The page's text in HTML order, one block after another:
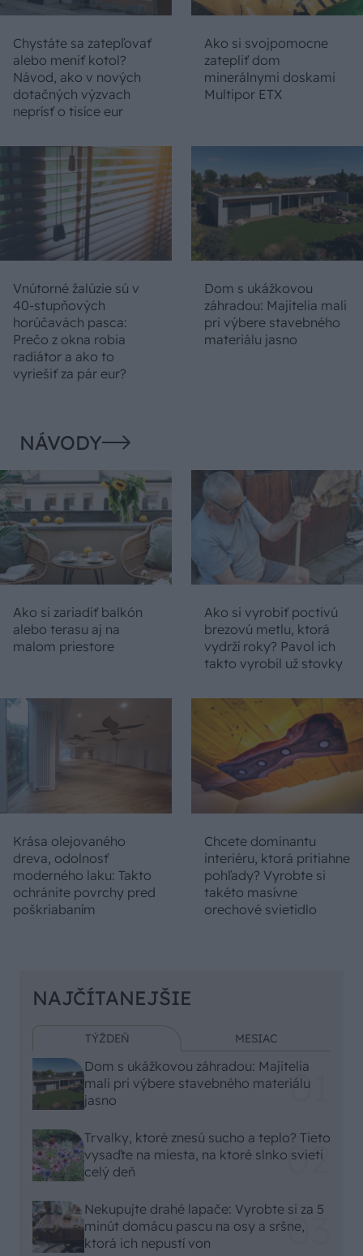
Chystáte sa zatepľovať
alebo meniť kotol?
Návod, ako v nových
dotačných výzvach
neprísť o tisíce eur
Ako si svojpomocne
zatepliť dom
minerálnymi doskami
Multipor ETX
Vnútorné žalúzie sú v
40-stupňových
horúčavách pasca:
Prečo z okna robia
radiátor a ako to
vyriešiť za pár eur?
Dom s ukážkovou
záhradou: Majitelia mali
pri výbere stavebného
materiálu jasno
NÁVODY
Ako si zariadiť balkón
alebo terasu aj na
malom priestore
Ako si vyrobiť poctivú
brezovú metlu, ktorá
vydrží roky? Pavol ich
takto vyrobil už stovky
Krása olejovaného
dreva, odolnosť
moderného laku: Takto
ochránite povrchy pred
poškriabaním
Chcete dominantu
interiéru, ktorá pritiahne
pohľady? Vyrobte si
takéto masívne
orechové svietidlo
NAJČÍTANEJŠIE
TÝŽDEŇ MESIAC
Dom s ukážkovou záhradou: Majitelia
mali pri výbere stavebného materiálu
jasno
Trvalky, ktoré znesú sucho a teplo? Tieto
vysaďte na miesta, na ktoré slnko svieti
celý deň
Nekupujte drahé lapače: Vyrobte si za 5
minút domácu pascu na osy a sršne,
ktorá ich nepustí von